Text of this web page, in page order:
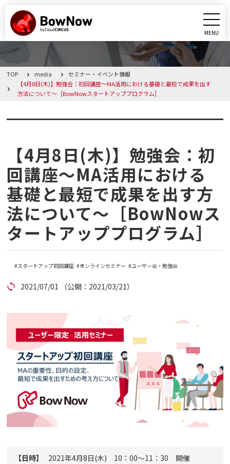
MENU
CLOSE
BowNowとは
料金・プラン
導入事例
メディア
コラム
セミナー
お問い合わせ
代理店の方はこちら
マニュアルサイト
TOP media
セミナー・イベント情報
【4月8日(木)】勉強会：初回講座～MA活用における基礎と最短で成果を出す
方法について～［BowNowスタートアッププログラム］
セミナー・イベント情報
【4月8日(木)】勉強会：初
回講座～MA活用における
基礎と最短で成果を出す方
法について～［BowNowス
タートアッププログラム］
スタートアップ初回講座 オンラインセミナー ユーザー会・勉強会
2021/07/01 （公開：2021/03/21）
【日時】
2021年4月8日(木) 10：00～11：30 開催